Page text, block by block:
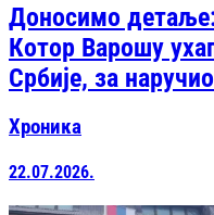
Доносимо детаље:
Котор Варошу
Србије, за
Хроника
22.07.2026.